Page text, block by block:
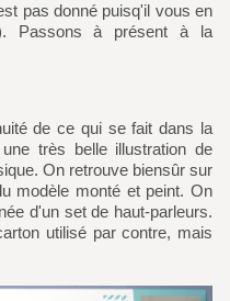
pas donné puisq'il vous en
Passons à présent à la
très belle illustration de
On retrouve biensûr sur
modèle monté et peint. On
d'un set de haut-parleurs.
utilisé par contre, mais